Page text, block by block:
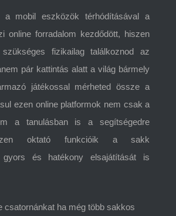
mobil eszközök térhódításával a
online forradalom kezdődött, hiszen
fizikailag találkoznod az
pár kattintás alatt a világ bármely
játékossal mérheted össze a
ezen online platformok nem csak a
a tanulásban is a segítségedre
oktató funkcióik a sakk
gyors és hatékony elsajátítását is
csatornánkat ha még több sakkos